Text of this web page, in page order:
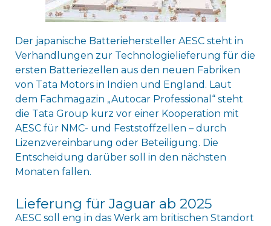
Der japanische Batteriehersteller AESC steht in
Verhandlungen zur Technologielieferung für die
ersten Batteriezellen aus den neuen Fabriken
von Tata Motors in Indien und England. Laut
dem Fachmagazin „Autocar Professional“ steht
die Tata Group kurz vor einer Kooperation mit
AESC für NMC- und Feststoffzellen – durch
Lizenzvereinbarung oder Beteiligung. Die
Entscheidung darüber soll in den nächsten
Monaten fallen.
Lieferung für Jaguar ab 2025
AESC soll eng in das Werk am britischen Standort